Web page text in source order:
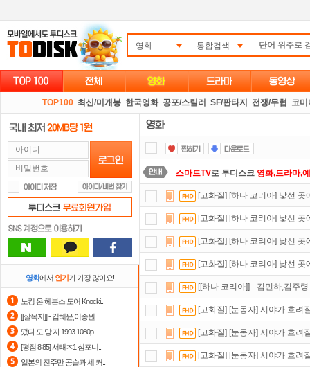
영화 통합검색
TOP100 최신/미개봉 한국영화 공포/스릴러 SF/판타지 전쟁/무협 코미
영화에서 인기가 가장 많아요!
노킹 온 헤븐스 도어 Knocki..
[[살목지]] - 김혜윤,이종원..
떴다 도 망 자 1993 1080p ..
[평점 8.85] 서태ㅈ1 심포니..
일본의 진주만 공습과 세 커..
스마트TV로 투디스크 영화,드라마,
댓글만 잘써도 무료 포인트를 드립
요즘 뭐가 재밌지?고민되면 눌러봐!
포인트 할인쿠폰 사용방법 안내
정액제할인쿠폰 사용방법안내
자녀보호기능으로 가족과 함께 투디
숨어있는 카드 마일리지 조회하고
[고화질] [하나 코리아] 낯선
[고화질] [하나 코리아] 낯선
[고화질] [하나 코리아] 낯선
[고화질] [하나 코리아] 낯선
[[하나 코리아]] - 김민하,김주
[고화질] [눈동자] 시야가 흐려
[고화질] [눈동자] 시야가 흐려
[고화질] [눈동자] 시야가 흐려